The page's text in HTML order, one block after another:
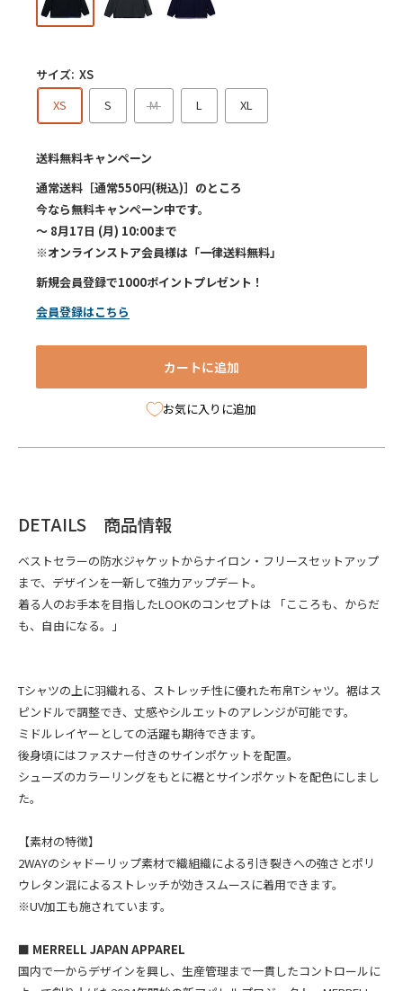
サイズ: XS
XS
S M L XL
送料無料キャンペーン
通常送料［通常550円(税込)］のところ
今なら無料キャンペーン中です。
～ 8月17日 (月) 10:00まで
※オンラインストア会員様は「一律送料無料」
新規会員登録で1000ポイントプレゼント！
会員登録はこちら
カートに追加
お気に入りに追加
DETAILS 商品情報
ベストセラーの防水ジャケットからナイロン・フリースセットアップ
まで、デザインを一新して強力アップデート。
着る人のお手本を目指したLOOKのコンセプトは 「こころも、からだ
も、自由になる。」
Tシャツの上に羽織れる、ストレッチ性に優れた布帛Tシャツ。裾はス
ピンドルで調整でき、丈感やシルエットのアレンジが可能です。
ミドルレイヤーとしての活躍も期待できます。
後身頃にはファスナー付きのサインポケットを配置。
シューズのカラーリングをもとに裾とサインポケットを配色にしまし
た。
【素材の特徴】
2WAYのシャドーリップ素材で織組織による引き裂きへの強さとポリ
ウレタン混によるストレッチが効きスムースに着用できます。
※UV加工も施されています。
■ MERRELL JAPAN APPAREL
国内で一からデザインを興し、生産管理まで一貫したコントロールに